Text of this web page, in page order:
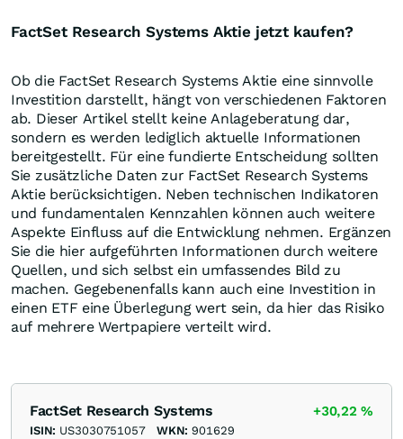
FactSet Research Systems Aktie jetzt kaufen?
Ob die FactSet Research Systems Aktie eine sinnvolle
Investition darstellt, hängt von verschiedenen Faktoren
ab. Dieser Artikel stellt keine Anlageberatung dar,
sondern es werden lediglich aktuelle Informationen
bereitgestellt. Für eine fundierte Entscheidung sollten
Sie zusätzliche Daten zur FactSet Research Systems
Aktie berücksichtigen. Neben technischen Indikatoren
und fundamentalen Kennzahlen können auch weitere
Aspekte Einfluss auf die Entwicklung nehmen. Ergänzen
Sie die hier aufgeführten Informationen durch weitere
Quellen, und sich selbst ein umfassendes Bild zu
machen. Gegebenenfalls kann auch eine Investition in
einen ETF eine Überlegung wert sein, da hier das Risiko
auf mehrere Wertpapiere verteilt wird.
FactSet Research Systems +30,22%
ISIN: US3030751057 WKN: 901629